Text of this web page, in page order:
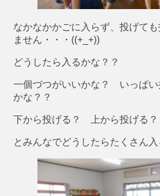
なかなかかごに入らず、投げて
ません・・・((+_+))
どうしたら入るかな？？
一個づつがいいかな？ いっぱい
かな？？
下から投げる？ 上から投げる？
とみんなでどうしたらたくさん入